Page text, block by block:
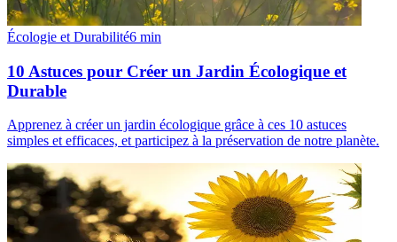
Écologie et Durabilité6 min
10 Astuces pour Créer un Jardin Écologique et
Durable
Apprenez à créer un jardin écologique grâce à ces 10 astuces
simples et efficaces, et participez à la préservation de notre planète.